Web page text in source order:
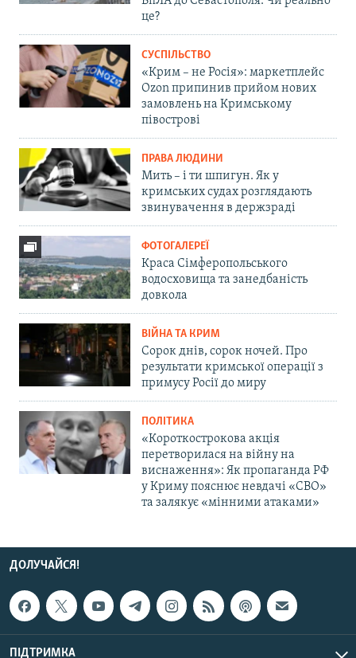
це?
СУСПІЛЬСТВО
«Крим – не Росія»: маркетплейс
Ozon припинив прийом нових
замовлень на Кримському
півострові
ПРАВА ЛЮДИНИ
Мить – і ти шпигун. Як у
кримських судах розглядають
звинувачення в держзраді
ФОТОГАЛЕРЕЇ
Краса Сімферопольського
водосховища та занедбаність
довкола
ВІЙНА ТА КРИМ
Сорок днів, сорок ночей. Про
результати кримської операції з
примусу Росії до миру
ПОЛІТИКА
«Короткострокова акція
перетворилася на війну на
виснаження»: Як пропаганда РФ
у Криму пояснює невдачі «СВО»
та залякує «мінними атаками»
ДОЛУЧАЙСЯ!
ПІДТРИМКА